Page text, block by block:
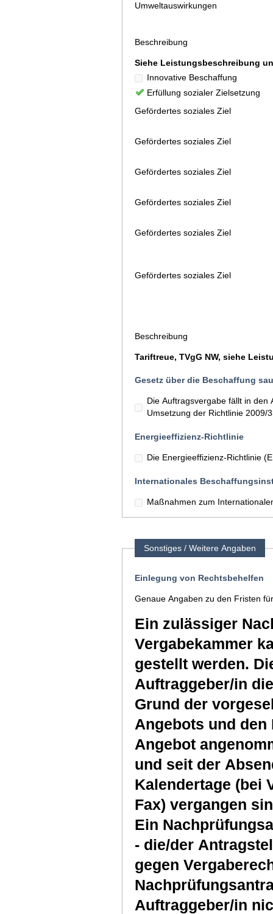
Umweltauswirkungen
Beschreibung
Siehe Leistungsbeschreibung
Innovative Beschaffung
Erfüllung sozialer Zielsetzung
Gefördertes soziales Ziel
Gefördertes soziales Ziel
Gefördertes soziales Ziel
Gefördertes soziales Ziel
Gefördertes soziales Ziel
Gefördertes soziales Ziel
Beschreibung
Tariftreue, TVgG NW, siehe
Gesetz über die Beschaffung
Die Auftragsvergabe fällt in
Umsetzung der Richtlinie 2009/
Energieeffizienz-Richtlinie
Die Energieeffizienz-Richtlinie
Internationales
Maßnahmen zum
Sonstiges / Weitere Angaben
Einlegung von Rechtsbehelfen
Genaue Angaben zu den Fristen
Ein zulässiger
Vergabekammer
gestellt werden.
Auftraggeber/in
Grund der
Angebots und den
Angebot
und seit der
Kalendertage (bei
Fax) vergangen
Ein
- die/der
gegen
Auftraggeber/in